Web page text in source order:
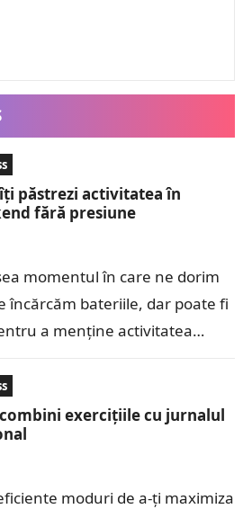
păstrezi activitatea în
fără presiune
momentul în care ne dorim
încărcăm bateriile, dar poate fi
a menține activitatea
exercițiile cu jurnalul
moduri de a-ți maximiza